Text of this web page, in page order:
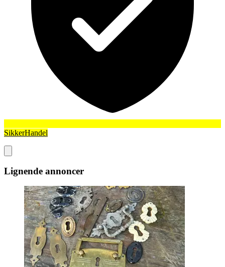
SikkerHandel
Lignende annoncer